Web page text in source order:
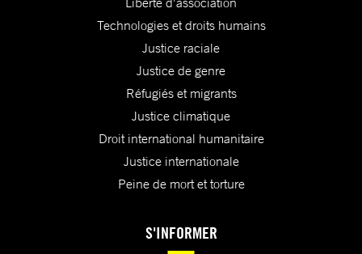
Technologies et droits humains
Justice raciale
Justice de genre
Réfugiés et migrants
Justice climatique
Droit international humanitaire
Justice internationale
Peine de mort et torture
S'INFORMER